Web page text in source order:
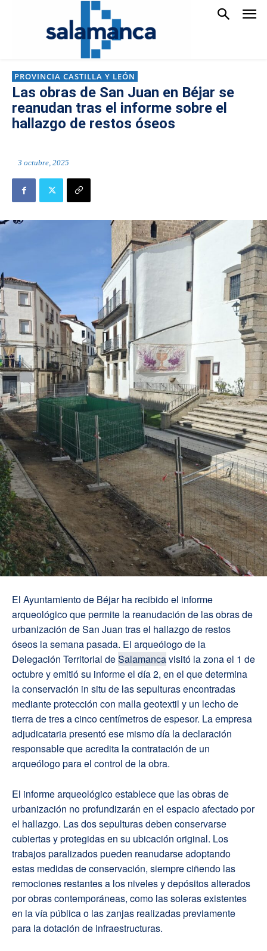
PROVINCIA CASTILLA Y LEÓN
Las obras de San Juan en Béjar se
reanudan tras el informe sobre el
hallazgo de restos óseos
3 octubre, 2025
El Ayuntamiento de Béjar ha recibido el informe
arqueológico que permite la reanudación de las obras de
urbanización de San Juan tras el hallazgo de restos
óseos la semana pasada. El arqueólogo de la
Delegación Territorial deSalamancavisitó la zona el 1 de
octubre y emitió su informe el día 2, en el que determina
la conservación in situ de las sepulturas encontradas
mediante protección con malla geotextil y un lecho de
tierra de tres a cinco centímetros de espesor. La empresa
adjudicataria presentó ese mismo día la declaración
responsable que acredita la contratación de un
arqueólogo para el control de la obra.
El informe arqueológico establece que las obras de
urbanización no profundizarán en el espacio afectado por
el hallazgo. Las dos sepulturas deben conservarse
cubiertas y protegidas en su ubicación original. Los
trabajos paralizados pueden reanudarse adoptando
estas medidas de conservación, siempre ciñendo las
remociones restantes a los niveles y depósitos alterados
por obras contemporáneas, como las soleras existentes
en la vía pública o las zanjas realizadas previamente
para la dotación de infraestructuras.